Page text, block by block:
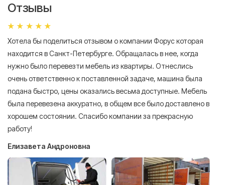
Отзывы
Хотела бы поделиться отзывом о компании Форус которая
находится в Санкт-Петербурге. Обращалась в нее, когда
нужно было перевезти мебель из квартиры. Отнеслись
очень ответственно к поставленной задаче, машина была
подана быстро, цены оказались весьма доступные. Мебель
была перевезена аккуратно, в общем все было доставлено в
хорошем состоянии. Спасибо компании за прекрасную
работу!
Елизавета Андроновна